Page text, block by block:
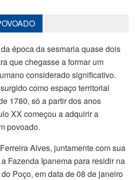
época da sesmaria quase dois
que chegasse a formar um
considerado significativo.
como espaço territorial
1780, só a partir dos anos
XX começou a adquirir a
povoado.
Alves, juntamente com sua
Fazenda Ipanema para residir na
Poço, em data de 08 de janeiro